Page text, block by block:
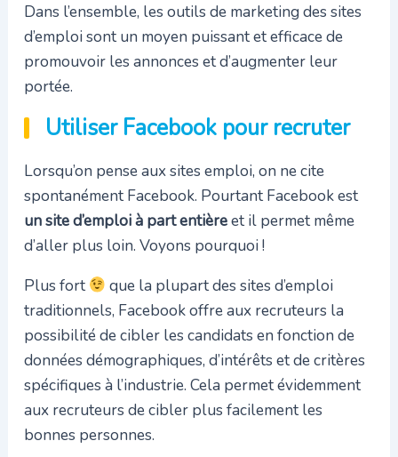
Dans l’ensemble, les outils de marketing des sites
d’emploi sont un moyen puissant et efficace de
promouvoir les annonces et d’augmenter leur
portée.
Utiliser Facebook pour recruter
Lorsqu’on pense aux sites emploi, on ne cite
spontanément Facebook. Pourtant Facebook est
un site d’emploi à part entièreet il permet même
d’aller plus loin. Voyons pourquoi !
Plus fort
que la plupart des sites d’emploi
traditionnels, Facebook offre aux recruteurs la
possibilité de cibler les candidats en fonction de
données démographiques, d’intérêts et de critères
spécifiques à l’industrie. Cela permet évidemment
aux recruteurs de cibler plus facilement les
bonnes personnes.